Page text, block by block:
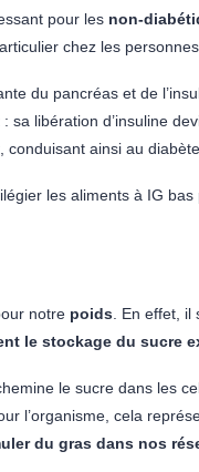
pour les non-
chez les
du pancréas et de
sa libération d’insuline
ainsi au
les aliments à IG
notre poids . En effet, il
le stockage du sucre
le sucre dans les
l’organisme, cela
du gras dans nos